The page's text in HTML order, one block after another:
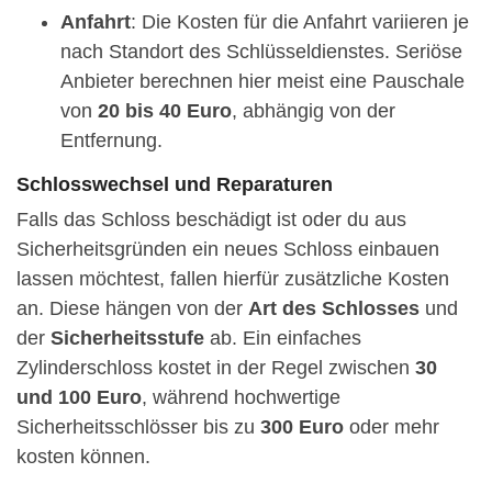
Anfahrt: Die Kosten für die Anfahrt variieren je
nach Standort des Schlüsseldienstes. Seriöse
Anbieter berechnen hier meist eine Pauschale
von 20 bis 40 Euro, abhängig von der
Entfernung.
Schlosswechsel und Reparaturen
Falls das Schloss beschädigt ist oder du aus
Sicherheitsgründen ein neues Schloss einbauen
lassen möchtest, fallen hierfür zusätzliche Kosten
an. Diese hängen von der Art des Schlosses und
der Sicherheitsstufe ab. Ein einfaches
Zylinderschloss kostet in der Regel zwischen 30
und 100 Euro, während hochwertige
Sicherheitsschlösser bis zu 300 Euro oder mehr
kosten können.